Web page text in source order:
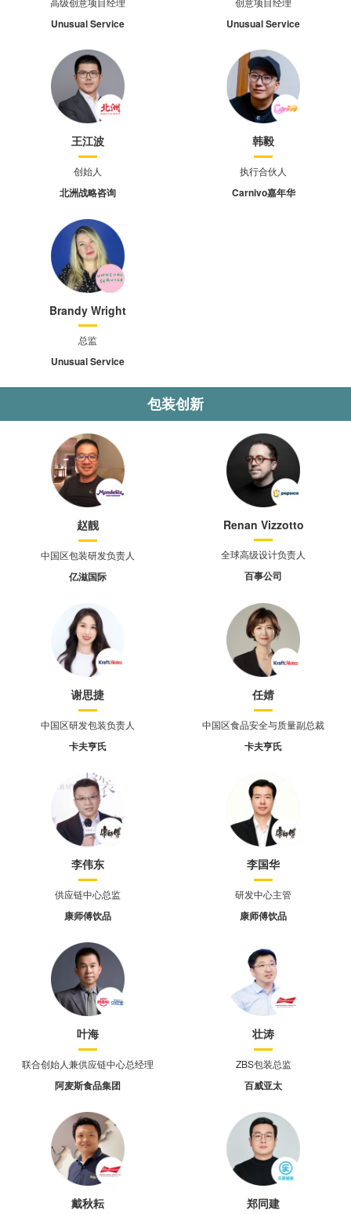
Unusual Service Unusual Service
王江波
创始人
北洲战略咨询
韩毅
执行合伙人
Carnivo嘉年华
Brandy Wright
总监
Unusual Service
包装创新
赵靓
中国区包装研发负责人
亿滋国际
Renan Vizzotto
全球高级设计负责人
百事公司
谢思捷
中国区研发包装负责人
卡夫亨氏
任婧
中国区食品安全与质量副总裁
卡夫亨氏
李伟东
供应链中心总监
康师傅饮品
李国华
研发中心主管
康师傅饮品
叶海
联合创始人兼供应链中心总经理
阿麦斯食品集团
壮涛
ZBS包装总监
百威亚太
戴秋耘 郑同建